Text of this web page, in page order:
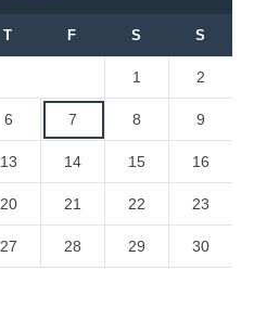
T F S S
1 2
6 7 8 9
13 14 15 16
20 21 22 23
27 28 29 30